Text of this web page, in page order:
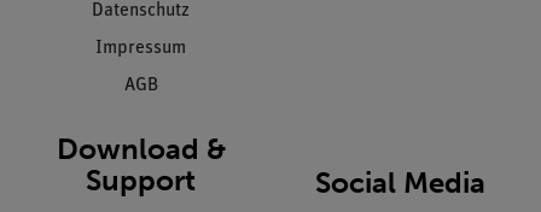
Datenschutz
Impressum
AGB
Download &
Support
Social Media